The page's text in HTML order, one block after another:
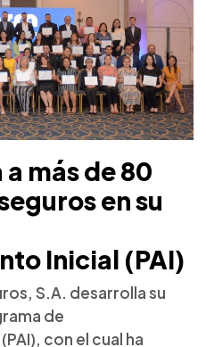
más de 80
en su
Inicial (PAI)
S.A. desarrolla su
de
con el cual ha